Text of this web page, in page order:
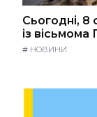
Сьогодні,
із вісьмома
# НОВИНИ